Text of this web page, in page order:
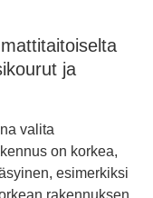
ja
valita
on korkea,
esimerkiksi
rakennuksen